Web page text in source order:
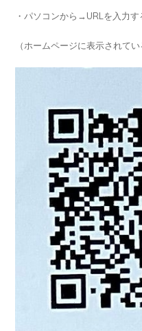
・パソコンから→URLを入力す
（ホームページに表示されて